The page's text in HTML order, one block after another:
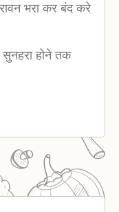
भरा कर बंद करे
होने तक